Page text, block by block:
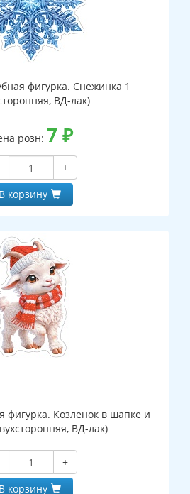
фигурка. Снежинка 1
ВД-лак)
розн: 7 ₽
+
В корзину
фигурка. Козленок в шапке и
ВД-лак)
+
В корзину